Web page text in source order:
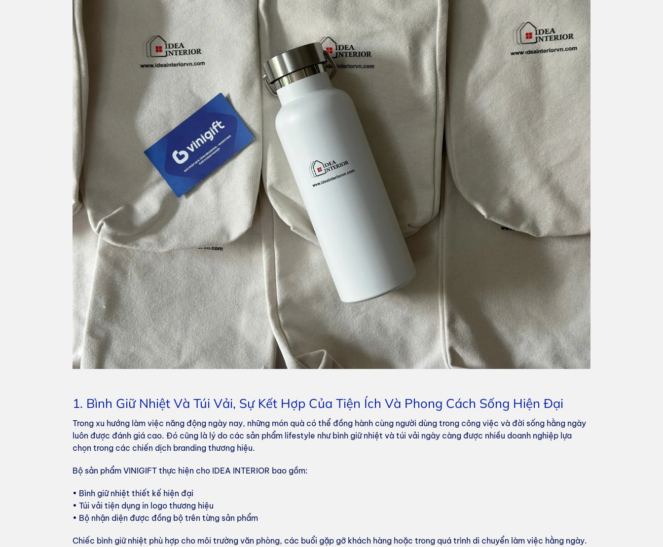
1. Bình Giữ Nhiệt Và Túi Vải, Sự Kết Hợp Của Tiện Ích Và Phong Cách Sống Hiện Đại
Trong xu hướng làm việc năng động ngày nay, những món quà có thể đồng hành cùng người dùng trong công việc và đời sống hằng ngày
luôn được đánh giá cao. Đó cũng là lý do các sản phẩm lifestyle như bình giữ nhiệt và túi vải ngày càng được nhiều doanh nghiệp lựa
chọn trong các chiến dịch branding thương hiệu.
Bộ sản phẩm VINIGIFT thực hiện cho IDEA INTERIOR bao gồm:
• Bình giữ nhiệt thiết kế hiện đại
• Túi vải tiện dụng in logo thương hiệu
• Bộ nhận diện được đồng bộ trên từng sản phẩm
Chiếc bình giữ nhiệt phù hợp cho môi trường văn phòng, các buổi gặp gỡ khách hàng hoặc trong quá trình di chuyển làm việc hằng ngày.